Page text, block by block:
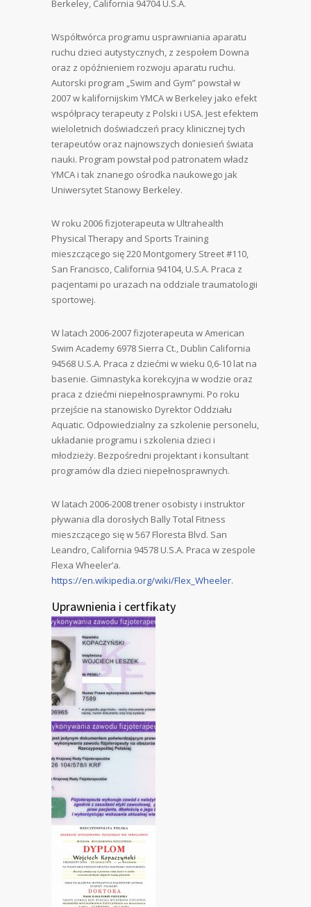
Berkeley, California 94704 U.S.A.
Współtwórca programu usprawniania aparatu
ruchu dzieci autystycznych, z zespołem Downa
oraz z opóźnieniem rozwoju aparatu ruchu.
Autorski program „Swim and Gym” powstał w
2007 w kalifornijskim YMCA w Berkeley jako efekt
współpracy terapeuty z Polski i USA. Jest efektem
wieloletnich doświadczeń pracy klinicznej tych
terapeutów oraz najnowszych doniesień świata
nauki. Program powstał pod patronatem władz
YMCA i tak znanego ośrodka naukowego jak
Uniwersytet Stanowy Berkeley.
W roku 2006 fizjoterapeuta w Ultrahealth
Physical Therapy and Sports Training
mieszczącego się 220 Montgomery Street #110,
San Francisco, California 94104, U.S.A. Praca z
pacjentami po urazach na oddziale traumatologii
sportowej.
W latach 2006-2007 fizjoterapeuta w American
Swim Academy 6978 Sierra Ct., Dublin California
94568 U.S.A. Praca z dziećmi w wieku 0,6-10 lat na
basenie. Gimnastyka korekcyjna w wodzie oraz
praca z dziećmi niepełnosprawnymi. Po roku
przejście na stanowisko Dyrektor Oddziału
Aquatic. Odpowiedzialny za szkolenie personelu,
układanie programu i szkolenia dzieci i
młodzieży. Bezpośredni projektant i konsultant
programów dla dzieci niepełnosprawnych.
W latach 2006-2008 trener osobisty i instruktor
pływania dla dorosłych Bally Total Fitness
mieszczącego się w 567 Floresta Blvd. San
Leandro, California 94578 U.S.A. Praca w zespole
Flexa Wheeler’a.
https://en.wikipedia.org/wiki/Flex_Wheeler.
Uprawnienia i certfikaty